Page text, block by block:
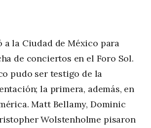
a la Ciudad de México para
de conciertos en el Foro Sol.
pudo ser testigo de la
la primera, además, en
Matt Bellamy, Dominic
Wolstenholme pisaron